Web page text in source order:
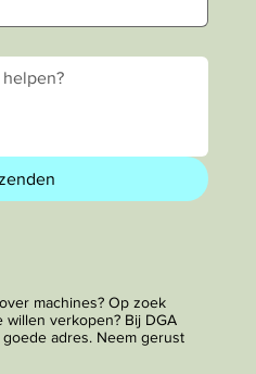
machines? Op zoek
willen verkopen? Bij DGA
adres. Neem gerust